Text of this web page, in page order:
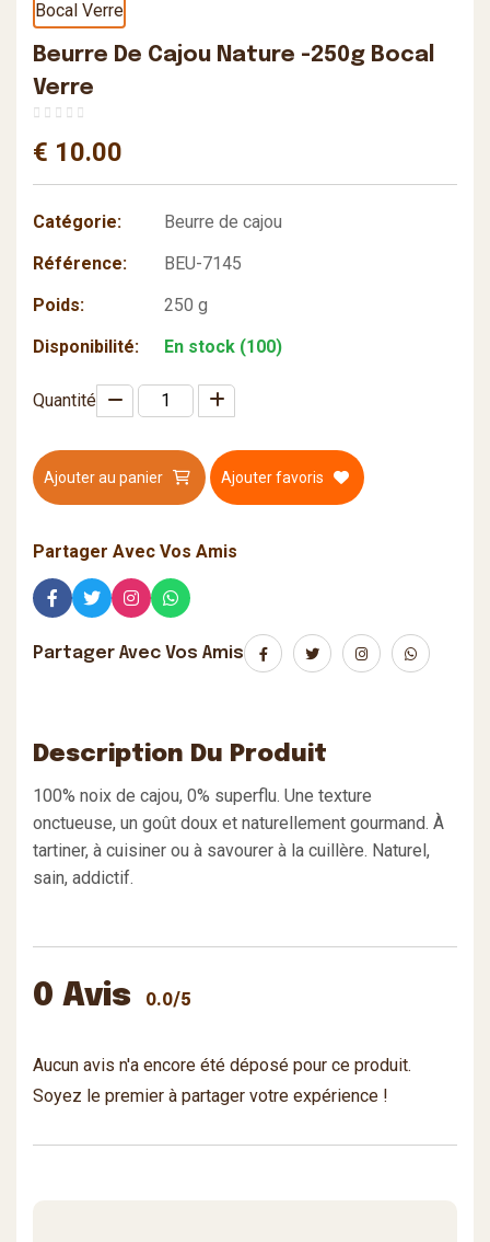
Beurre De Cajou Nature -250g Bocal
Verre
€ 10.00
Catégorie:
Beurre de cajou
Référence:
BEU-7145
Poids:
250 g
Disponibilité:
En stock (100)
Quantité
Ajouter au panier Ajouter favoris
Partager Avec Vos Amis
Partager Avec Vos Amis
Description Du Produit
100% noix de cajou, 0% superflu. Une texture
onctueuse, un goût doux et naturellement gourmand. À
tartiner, à cuisiner ou à savourer à la cuillère. Naturel,
sain, addictif.
0 Avis 0.0/5
Aucun avis n'a encore été déposé pour ce produit.
Soyez le premier à partager votre expérience !